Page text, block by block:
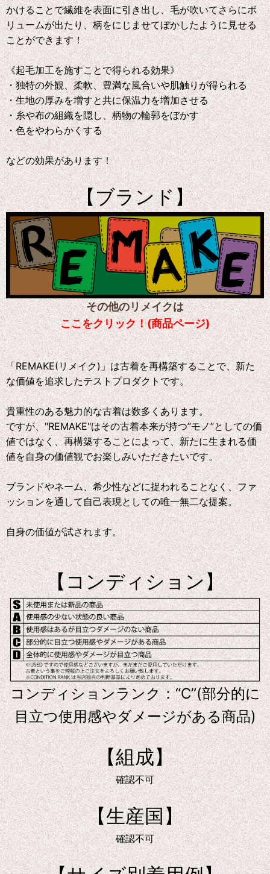
かけることで繊維を表面に引き出し、毛が吹いてさらにボ
リュームが出たり、柄をにじませてぼかしたように見せる
ことができます！
《起毛加工を施すことで得られる効果》
・独特の外観、柔軟、豊満な風合いや肌触りが得られる
・生地の厚みを増すと共に保温力を増加させる
・糸や布の組織を隠し、柄物の輪郭をぼかす
・色をやわらかくする
などの効果があります！
【ブランド】
その他のリメイクは
ここをクリック！(商品ページ)
「REMAKE(リメイク)」は古着を再構築することで、新た
な価値を追求したテストプロダクトです。
貴重性のある魅力的な古着は数多くあります。
ですが、"REMAKE"はその古着本来が持つ”モノ”としての価
値ではなく、再構築することによって、新たに生まれる価
値を自身の価値観でお楽しみいただきたいです。
ブランドやネーム、希少性などに捉われることなく、ファ
ッションを通して自己表現としての唯一無二な提案。
自身の価値が試されます。
【コンディション】
コンディションランク：“C”(部分的に
目立つ使用感やダメージがある商品)
【組成】
確認不可
【生産国】
確認不可